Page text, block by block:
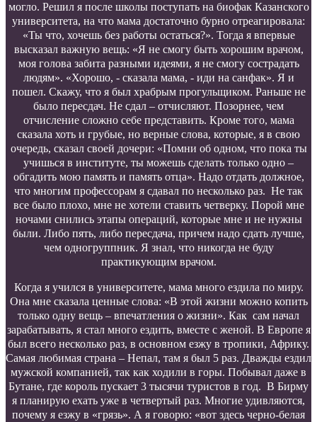
могло. Решил я после школы поступать на биофак Казанского
университета, на что мама достаточно бурно отреагировала:
«Ты что, хочешь без работы остаться?». Тогда я впервые
высказал важную вещь: «Я не смогу быть хорошим врачом,
моя голова забита разными идеями, я не смогу сострадать
людям». «Хорошо, - сказала мама, - иди на санфак». Я и
пошел. Скажу, что я был храбрым прогульщиком. Раньше не
было пересдач. Не сдал – отчисляют. Позорнее, чем
отчисление сложно себе представить. Кроме того, мама
сказала хоть и грубые, но верные слова, которые, я в свою
очередь, сказал своей дочери: «Помни об одном, что пока ты
учишься в институте, ты можешь сделать только одно –
обгадить мою память и память отца». Надо отдать должное,
что многим профессорам я сдавал по несколько раз. Не так
все было плохо, мне не хотели ставить четверку. Порой мне
ночами снились этапы операций, которые мне и не нужны
были. Либо пять, либо пересдача, причем надо сдать лучше,
чем одногруппник. Я знал, что никогда не буду
практикующим врачом.
Когда я учился в университете, мама много ездила по миру.
Она мне сказала ценные слова: «В этой жизни можно копить
только одну вещь – впечатления о жизни». Как сам начал
зарабатывать, я стал много ездить, вместе с женой. В Европе я
был всего несколько раз, в основном езжу в тропики, Африку.
Самая любимая страна – Непал, там я был 5 раз. Дважды ездил
мужской компанией, так как ходили в горы. Побывал даже в
Бутане, где король пускает 3 тысячи туристов в год. В Бирму
я планирую ехать уже в четвертый раз. Многие удивляются,
почему я езжу в «грязь». А я говорю: «вот здесь черно-белая